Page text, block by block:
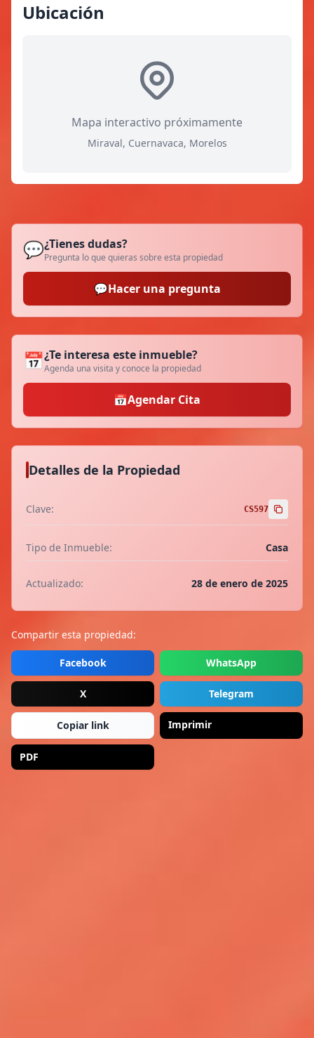
Ubicación
Mapa interactivo próximamente
Miraval, Cuernavaca, Morelos
💬¿Tienes dudas?
Pregunta lo que quieras sobre esta propiedad
💬Hacer una pregunta
📅¿Te interesa este inmueble?
Agenda una visita y conoce la propiedad
📅Agendar Cita
Detalles de la Propiedad
Clave: CS597
Tipo de Inmueble: Casa
Actualizado: 28 de enero de 2025
Compartir esta propiedad:
Facebook WhatsApp
X Telegram
Copiar link Imprimir
PDF